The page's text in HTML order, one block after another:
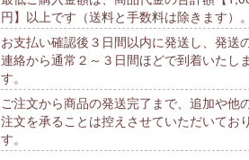
円】以上です（送料と手数料は除きます）。
お支払い確認後３日間以内に発送し、発送
連絡から通常２～３日間ほどで到着いたしま
す。
ご注文から商品の発送完了まで、追加や他
注文を承ることは控えさせていただいてお
す。